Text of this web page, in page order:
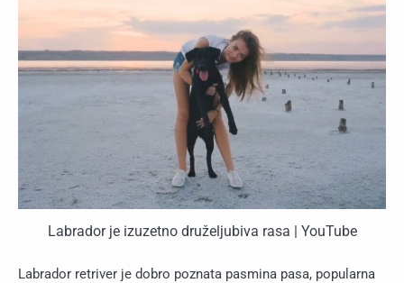
Labrador je izuzetno druželjubiva rasa | YouTube
Labrador retriver je dobro poznata pasmina pasa, popularna